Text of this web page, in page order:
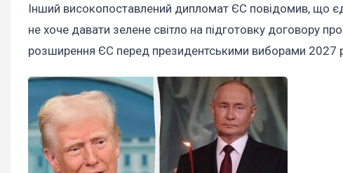
Інший високопоставлений дипломат ЄС повідомив, що
не хоче давати зелене світло на підготовку договору
розширення ЄС перед президентськими виборами 2027